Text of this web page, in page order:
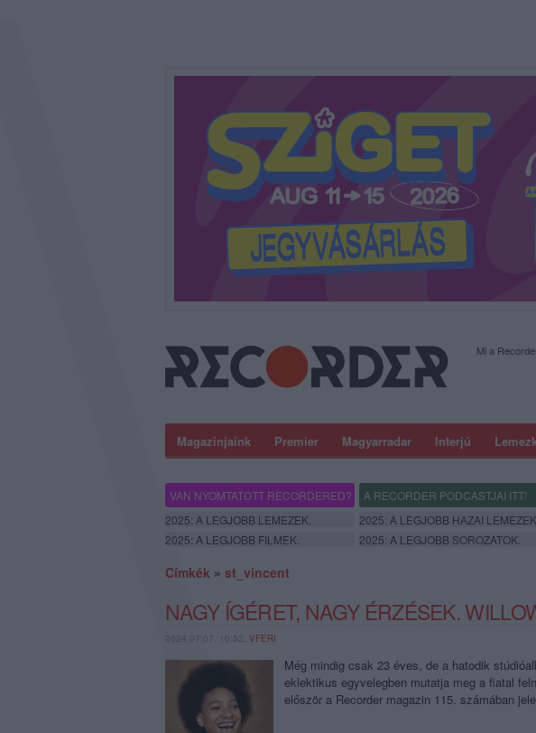
Magazinjaink Premier Magyarradar Interjú
Mi a
VAN NYOMTATOTT RECORDERED? A RECORDER PODCASTJAI ITT!
2025: A LEGJOBB LEMEZEK.
2025: A LEGJOBB HAZAI LEMEZEK.
2025: A LEGJOBB FILMEK.
2025: A LEGJOBB SOROZATOK.
Címkék » st_vincent
NAGY ÍGÉRET, NAGY ÉRZÉSEK.
2024.07.07. 10:32, VFERI
Még mindig csak 23 éves, de a hatodik
eklektikus egyvelegben mutatja meg a fiatal
először a Recorder magazin 115. számában